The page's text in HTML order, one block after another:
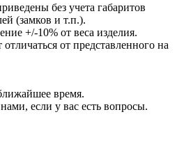
без учета габаритов
(замков и т.п.).
+/-10% от веса изделия.
от представленного на
время.
если у вас есть вопросы.